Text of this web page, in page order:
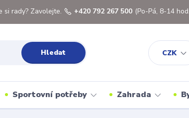
CZK
Hledat
si rady? Zavolejte. +420 792 267 500 (Po-Pá, 8-14
Sportovní potřeby Zahrada